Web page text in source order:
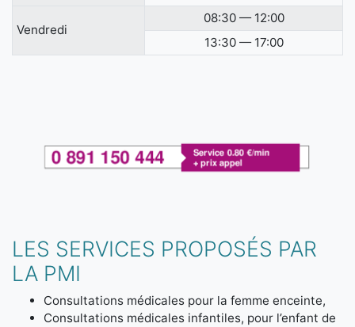
Vendredi
08:30 — 12:00
13:30 — 17:00
LES SERVICES PROPOSÉS PAR
LA PMI
Consultations médicales pour la femme enceinte,
Consultations médicales infantiles, pour l’enfant de